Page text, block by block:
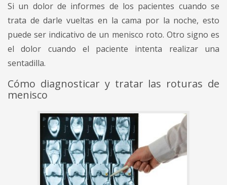
Si un dolor de informes de los pacientes cuando se
trata de darle vueltas en la cama por la noche, esto
puede ser indicativo de un menisco roto. Otro signo es
el dolor cuando el paciente intenta realizar una
sentadilla.
Cómo diagnosticar y tratar las roturas de
menisco